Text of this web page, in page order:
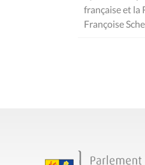
française et la
Françoise